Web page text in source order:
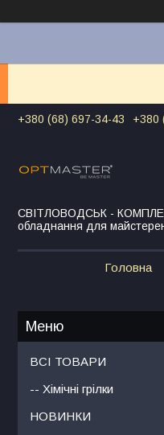
+380 (68) 697-34-43 +380
СВІТЛОВОДСЬК -
обладнання для
Головна
ВСІ ТОВАРИ
-- Хімічні грілки
НОВИНКИ